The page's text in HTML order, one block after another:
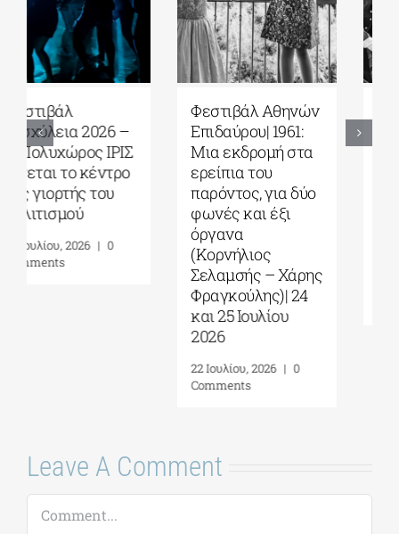
Φεστιβάλ Αθηνών
Επιδαύρου| Η
φωνή των
“Τρωάδων”
αντήχησε στο
αρχαίο θέατρο|
Λιάκος
Φεστιβάλ Αθηνών
Επιδαύρου| Α Trial|
O γιατρός
Στόκμαν
δικάζεται εκ νέου
στη γενέτειρα της
δημοκρατίας|
Γράφει ο Πάνος
Λιάκος
27 Ιουλίου, 2026
Comments